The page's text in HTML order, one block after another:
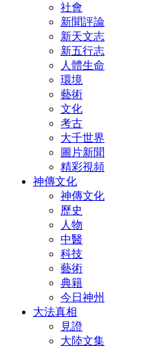
社會
新聞評論
新天文志
新五行志
人體生命
環境
藝術
文化
考古
大千世界
圖片新聞
精彩視頻
神傳文化
神傳文化
歷史
人物
中醫
科技
藝術
典籍
今日神州
大法真相
見證
大陸文集